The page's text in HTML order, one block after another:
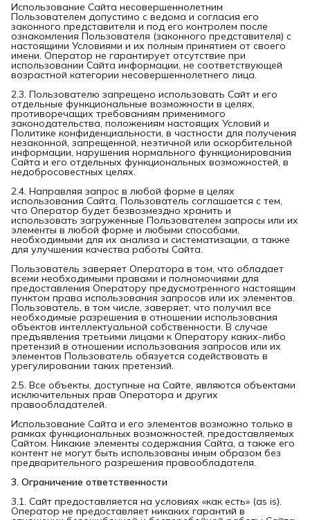
Использование Сайта несовершеннолетним
Пользователем допустимо с ведома и согласия его
законного представителя и под его контролем после
ознакомления Пользователя (законного представителя) с
настоящими Условиями и их полным принятием от своего
имени. Оператор не гарантирует отсутствие при
использовании Сайта информации, не соответствующей
возрастной категории несовершеннолетнего лица.
2.3. Пользователю запрещено использовать Сайт и его
отдельные функциональные возможности в целях,
противоречащих требованиям применимого
законодательства, положениям настоящих Условий и
Политике конфиденциальности, в частности для получения
незаконной, запрещенной, неэтичной или оскорбительной
информации, нарушения нормального функционирования
Сайта и его отдельных функциональных возможностей, в
недобросовестных целях.
2.4. Направляя запрос в любой форме в целях
использования Сайта, Пользователь соглашается с тем,
что Оператор будет безвозмездно хранить и
использовать загруженные Пользователем запросы или их
элементы в любой форме и любыми способами,
необходимыми для их анализа и систематизации, а также
для улучшения качества работы Сайта.
Пользователь заверяет Оператора в том, что обладает
всеми необходимыми правами и полномочиями для
предоставления Оператору предусмотренного настоящим
пунктом права использования запросов или их элементов.
Пользователь, в том числе, заверяет, что получил все
необходимые разрешения в отношении использования
объектов интеллектуальной собственности. В случае
предъявления третьими лицами к Оператору каких-либо
претензий в отношении использования запросов или их
элементов Пользователь обязуется содействовать в
урегулировании таких претензий.
2.5. Все объекты, доступные на Сайте, являются объектами
исключительных прав Оператора и других
правообладателей.
Использование Сайта и его элементов возможно только в
рамках функциональных возможностей, предоставляемых
Сайтом. Никакие элементы содержания Сайта, а также его
контент не могут быть использованы иным образом без
предварительного разрешения правообладателя.
3. Ограничение ответственности
3.1. Сайт предоставляется на условиях «как есть» (as is).
Оператор не предоставляет никаких гарантий в